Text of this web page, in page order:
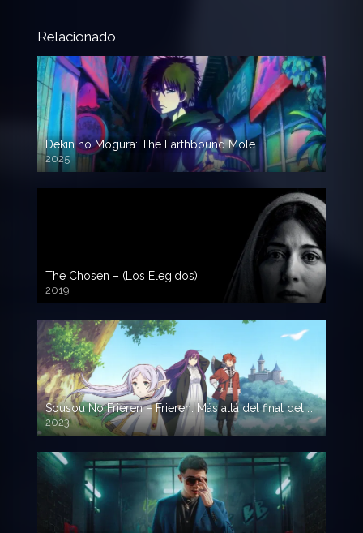
Relacionado
Dekin no Mogura: The Earthbound Mole
2025
The Chosen – (Los Elegidos)
2019
Sousou No Frieren – Frieren: Más allá del final del viaje
2023